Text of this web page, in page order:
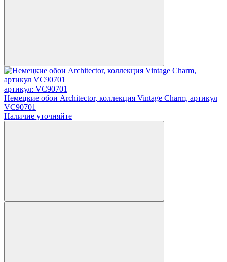
артикул: VC90701
Немецкие обои Architector, коллекция Vintage Charm, артикул
VC90701
Наличие уточняйте